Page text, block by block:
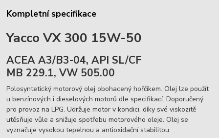
Kompletní specifikace
Yacco VX 300 15W-50
ACEA A3/B3-04, API SL/CF
MB 229.1, VW 505.00
Polosyntetický motorový olej obohacený hořčíkem. Olej lze použít
u benzínových i dieselových motorů dle specifikací. Doporučený
pro provoz na LPG. Udržuje motor v kondici, díky své viskozitě
utěsňuje vůle a snižuje spotřebu motorového oleje. Olej se
vyznačuje vysokou tepelnou a antioxidační stabilitou.